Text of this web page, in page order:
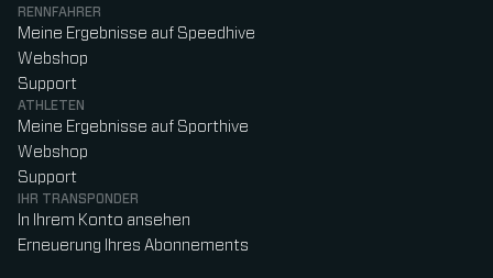
RENNFAHRER
Meine Ergebnisse auf Speedhive
Webshop
Support
ATHLETEN
Meine Ergebnisse auf Sporthive
Webshop
Support
IHR TRANSPONDER
In Ihrem Konto ansehen
Erneuerung Ihres Abonnements